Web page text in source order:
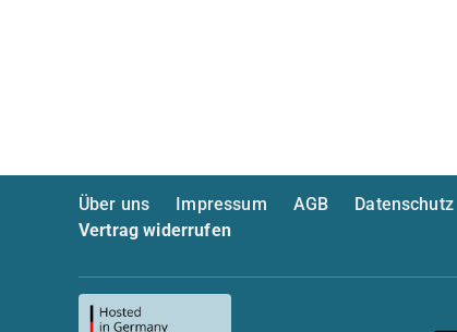
Über uns Impressum AGB Datenschutz
Vertrag widerrufen